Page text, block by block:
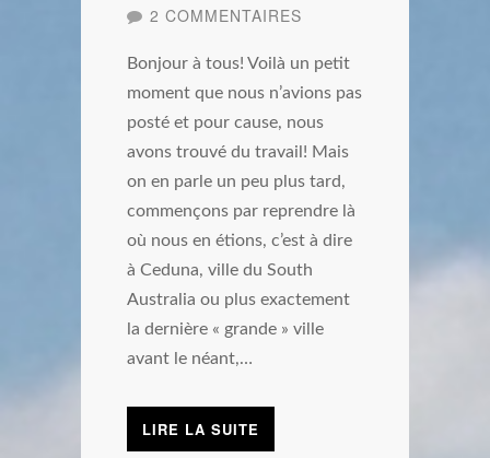
2 COMMENTAIRES
Bonjour à tous! Voilà un petit
moment que nous n’avions pas
posté et pour cause, nous
avons trouvé du travail! Mais
on en parle un peu plus tard,
commençons par reprendre là
où nous en étions, c’est à dire
à Ceduna, ville du South
Australia ou plus exactement
la dernière « grande » ville
avant le néant,…
LIRE LA SUITE